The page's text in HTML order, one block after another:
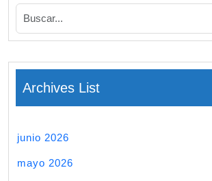
Archives List
junio 2026
mayo 2026